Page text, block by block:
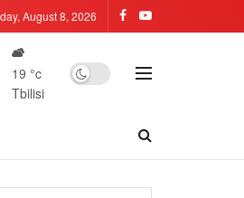
August 8, 2026
19 °c
Tbilisi